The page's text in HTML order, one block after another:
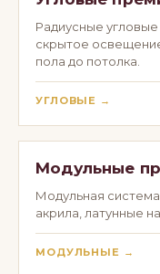
Радиусные
скрытое
пола до потолка.
УГЛОВЫЕ →
Модульные
Модульная
акрила, латунные
МОДУЛЬНЫЕ →